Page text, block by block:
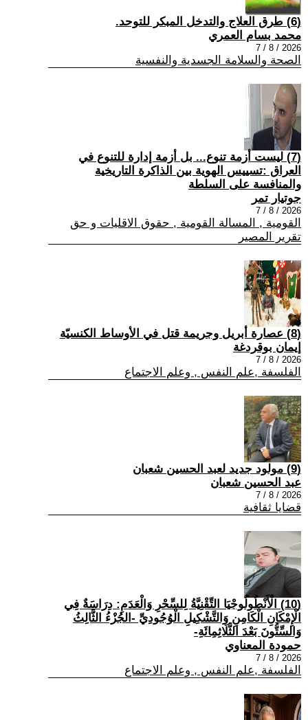
(6) طرق العلاج والتدخل المبكر للتوحد.
محمد بسام العمري
2026 / 8 / 7
الصحة والسلامة الجسدية والنفسية
(7) ليست أزمة تنوع... بل أزمة إدارة للتنوع في
العراق :تسييس الهوية بين الذاكرة التاريخية
والمنافسة على السلطة
جوتيار تمر
2026 / 8 / 7
القومية , المسالة القومية , حقوق الاقليات و حق
تقرير المصير
(8) عصارة أبريل وجريمة قتل في الأوساط الكنسيّة
إيمان بوقردغة
2026 / 8 / 7
الفلسفة ,علم النفس , وعلم الاجتماع
(9) مولود جديد لعبد الحسين شعبان
عبد الحسين شعبان
2026 / 8 / 7
قضايا ثقافية
(10) الْأَنْطُولُوجْيَا التِّقْنِيَّةُ لِلسِّحْرِ وَالْعَدَمِ: دِرَاسَةٌ فِي
الْإِمْكَانِ الْكَامِنِ وَالتَّشْكِيلِ الْوُجُودِيِّ -الجُزْءُ الثَّالِثُ
وَالسِّتُّونَ بَعْدَ الثَّلَاثِمِائَةِ-
حمودة المعناوي
2026 / 8 / 7
الفلسفة ,علم النفس , وعلم الاجتماع